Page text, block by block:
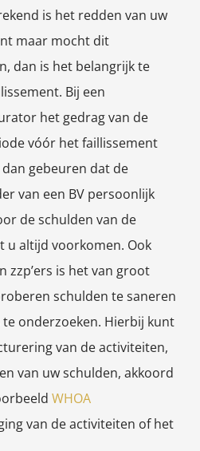
is het redden van uw
maar mocht dit
dan is het belangrijk te
Bij een
het gedrag van de
vóór het faillissement
gebeuren dat de
van een BV persoonlijk
de schulden van de
u altijd voorkomen. Ook
zzp’ers is het van groot
schulden te saneren
onderzoeken. Hierbij kunt
van de activiteiten,
van uw schulden, akkoord
WHOA
van de activiteiten of het